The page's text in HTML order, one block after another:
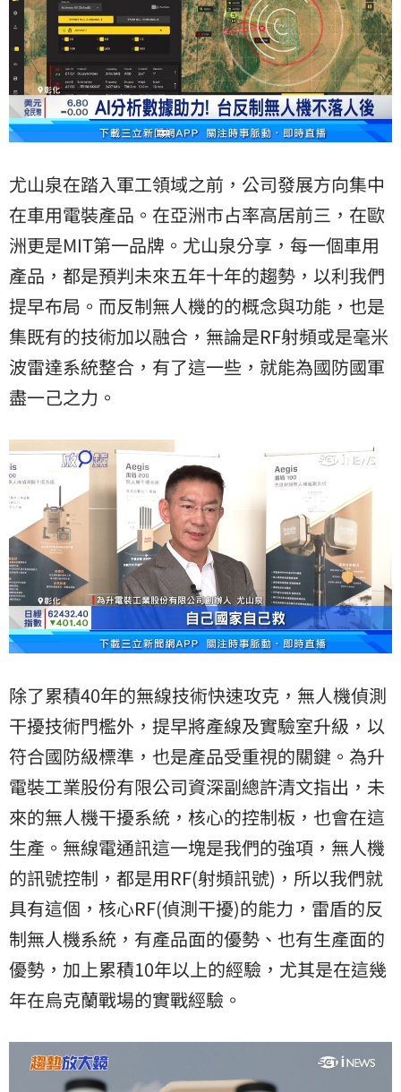
尤山泉在踏入軍工領域之前，公司發展方向集中
在車用電裝產品。在亞洲市占率高居前三，在歐
洲更是MIT第一品牌。尤山泉分享，每一個車用
產品，都是預判未來五年十年的趨勢，以利我們
提早布局。而反制無人機的的概念與功能，也是
集既有的技術加以融合，無論是RF射頻或是毫米
波雷達系統整合，有了這一些，就能為國防國軍
盡一己之力。
除了累積40年的無線技術快速攻克，無人機偵測
干擾技術門檻外，提早將產線及實驗室升級，以
符合國防級標準，也是產品受重視的關鍵。為升
電裝工業股份有限公司資深副總許清文指出，未
來的無人機干擾系統，核心的控制板，也會在這
生產。無線電通訊這一塊是我們的強項，無人機
的訊號控制，都是用RF(射頻訊號)，所以我們就
具有這個，核心RF(偵測干擾)的能力，雷盾的反
制無人機系統，有產品面的優勢、也有生產面的
優勢，加上累積10年以上的經驗，尤其是在這幾
年在烏克蘭戰場的實戰經驗。